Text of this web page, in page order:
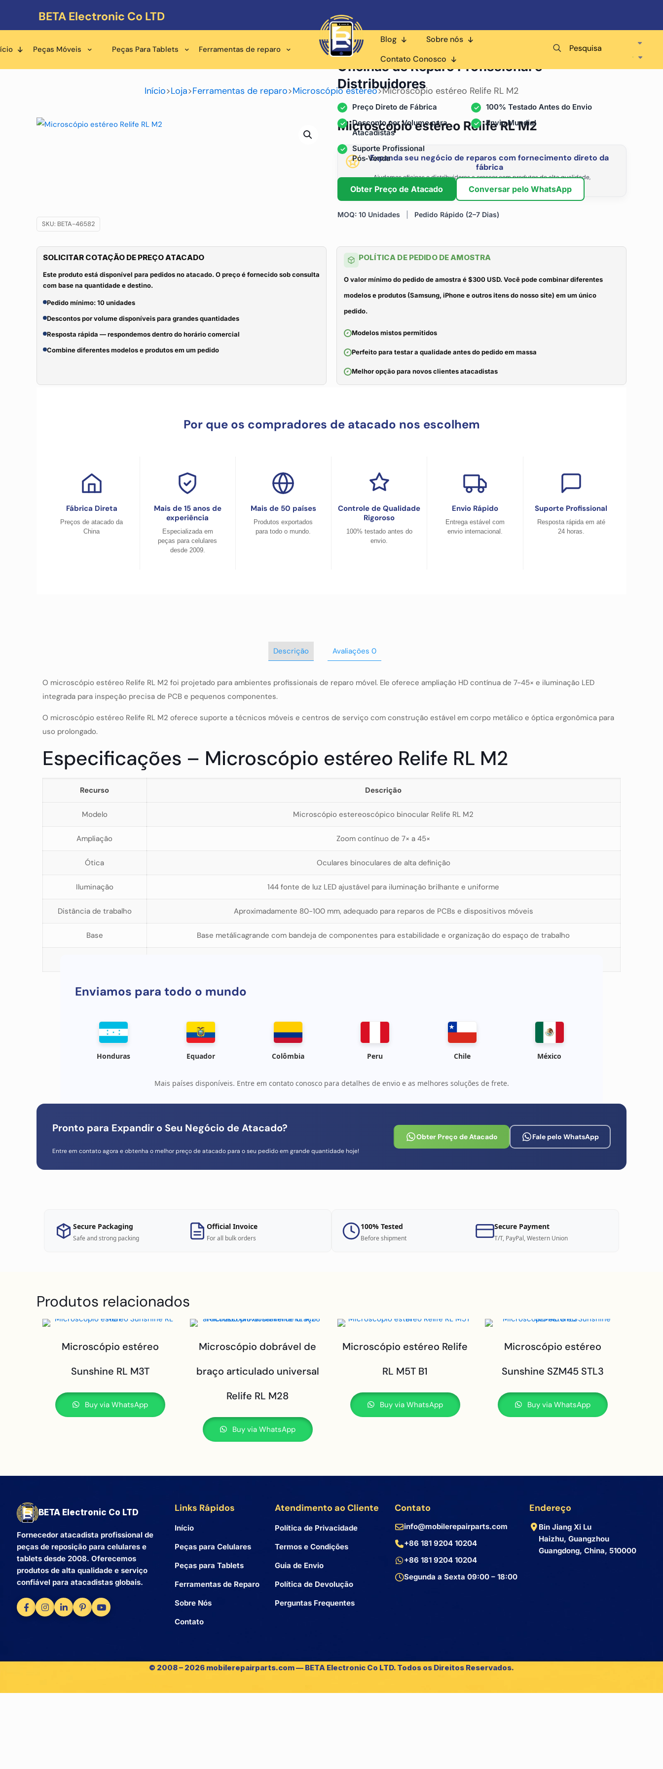
BETA Electronic Co LTD
Peças Móveis Peças Para Tablets Ferramentas de reparo
Blog
Sobre nós
Contato Conosco
Pesquisa
Início>Loja>Ferramentas de reparo>Microscópio estéreo>Microscópio estéreo Relife RL M2
Microscópio estéreo Relife RL M2
Expanda seu negócio de reparos com fornecimento direto da
fábrica
Ajudamos oficinas e distribuidores a crescer com produtos de alta qualidade,
fornecimento estável e os preços de atacado mais competitivos.
SKU: BETA-46582
Fornecedor Atacadista para
Oficinas de Reparo Profissional e
Distribuidores
Preço Direto de Fábrica
100% Testado Antes do Envio
Desconto por Volume para
Atacadistas
Envio Mundial
Suporte Profissional
Pós‑Venda
Obter Preço de Atacado Conversar pelo WhatsApp
MOQ: 10 Unidades Pedido Rápido (2–7 Dias)
SOLICITAR COTAÇÃO DE PREÇO ATACADO
Este produto está disponível para pedidos no atacado. O preço é fornecido sob consulta
com base na quantidade e destino.
Pedido mínimo: 10 unidades
Descontos por volume disponíveis para grandes quantidades
Resposta rápida — respondemos dentro do horário comercial
Combine diferentes modelos e produtos em um pedido
POLÍTICA DE PEDIDO DE AMOSTRA
O valor mínimo do pedido de amostra é $300 USD. Você pode combinar diferentes
modelos e produtos (Samsung, iPhone e outros itens do nosso site) em um único
pedido.
Modelos mistos permitidos
Perfeito para testar a qualidade antes do pedido em massa
Melhor opção para novos clientes atacadistas
Por que os compradores de atacado nos escolhem
Fábrica Direta
Preços de atacado da
China
Mais de 15 anos de
experiência
Especializada em
peças para celulares
desde 2009.
Mais de 50 países
Produtos exportados
para todo o mundo.
Controle de Qualidade
Rigoroso
100% testado antes do
envio.
Envio Rápido
Entrega estável com
envio internacional.
Suporte Profissional
Resposta rápida em até
24 horas.
Descrição Avaliações 0
O microscópio estéreo Relife RL M2 foi projetado para ambientes profissionais de reparo móvel. Ele oferece ampliação HD contínua de 7-45× e iluminação LED
integrada para inspeção precisa de PCB e pequenos componentes.
O microscópio estéreo Relife RL M2 oferece suporte a técnicos móveis e centros de serviço com construção estável em corpo metálico e óptica ergonômica para
uso prolongado.
Especificações – Microscópio estéreo Relife RL M2
Recurso Descrição
Modelo Microscópio estereoscópico binocular Relife RL M2
Ampliação Zoom contínuo de 7× a 45×
Ótica Oculares binoculares de alta definição
Iluminação 144 fonte de luz LED ajustável para iluminação brilhante e uniforme
Distância de trabalho Aproximadamente 80-100 mm, adequado para reparos de PCBs e dispositivos móveis
Base Base metálicagrande com bandeja de componentes para estabilidade e organização do espaço de trabalho
Enviamos para todo o mundo
Honduras Equador Colômbia Peru Chile México
Mais países disponíveis. Entre em contato conosco para detalhes de envio e as melhores soluções de frete.
Pronto para Expandir o Seu Negócio de Atacado?
Entre em contato agora e obtenha o melhor preço de atacado para o seu pedido em grande quantidade hoje!
Obter Preço de Atacado Fale pelo WhatsApp
Secure Packaging
Safe and strong packing
Official Invoice
For all bulk orders
100% Tested
Before shipment
Secure Payment
T/T, PayPal, Western Union
Produtos relacionados
Microscópio estéreo
Sunshine RL M3T
Buy via WhatsApp
Microscópio dobrável de
braço articulado universal
Relife RL M28
Buy via WhatsApp
Microscópio estéreo Relife
RL M5T B1
Buy via WhatsApp
Microscópio estéreo
Sunshine SZM45 STL3
Buy via WhatsApp
BETA Electronic Co LTD
Fornecedor atacadista profissional de
peças de reposição para celulares e
tablets desde 2008. Oferecemos
produtos de alta qualidade e serviço
confiável para atacadistas globais.
Links Rápidos
Início
Peças para Celulares
Peças para Tablets
Ferramentas de Reparo
Sobre Nós
Contato
Atendimento ao Cliente
Política de Privacidade
Termos e Condições
Guia de Envio
Política de Devolução
Perguntas Frequentes
Contato
info@mobilerepairparts.com
+86 181 9204 10204
+86 181 9204 10204
Segunda a Sexta 09:00 – 18:00
Endereço
Bin Jiang Xi Lu
Haizhu, Guangzhou
Guangdong, China, 510000
© 2008 – 2026 mobilerepairparts.com — BETA Electronic Co LTD. Todos os Direitos Reservados.